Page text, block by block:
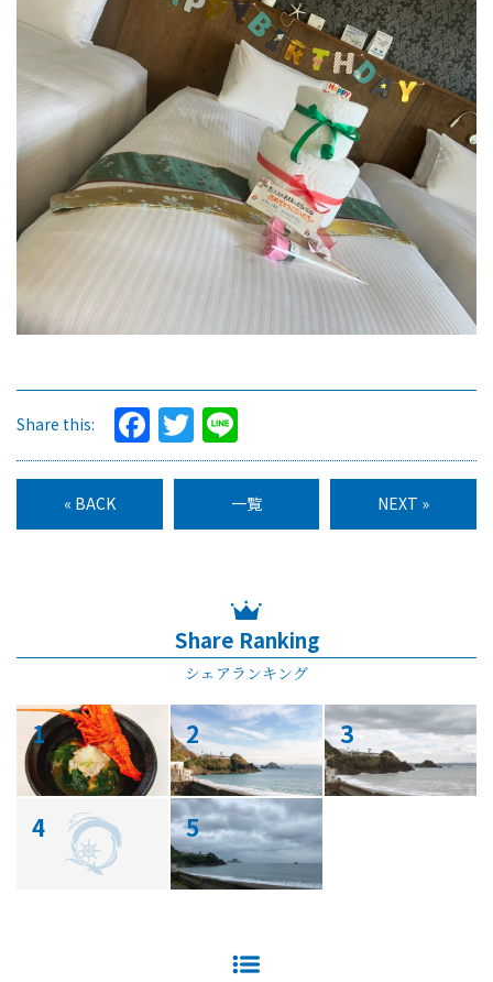
Share this: Facebook
Twitter
« BACK 一覧 NEXT »
Share Ranking
シェアランキング
1 2 3
4 5